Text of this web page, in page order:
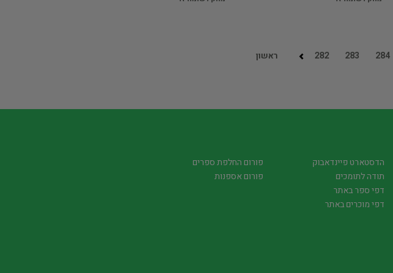
ראשון 282 283 284
הדסטארט פיינדאבוק
תודה לתומכים
דפי ספר באתר
דפי מוכרים באתר
פורום החלפת ספרים
פורום אספנות